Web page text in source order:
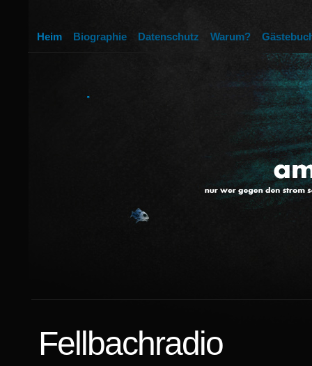
Heim Biographie Datenschutz Warum?
Fellbachradio